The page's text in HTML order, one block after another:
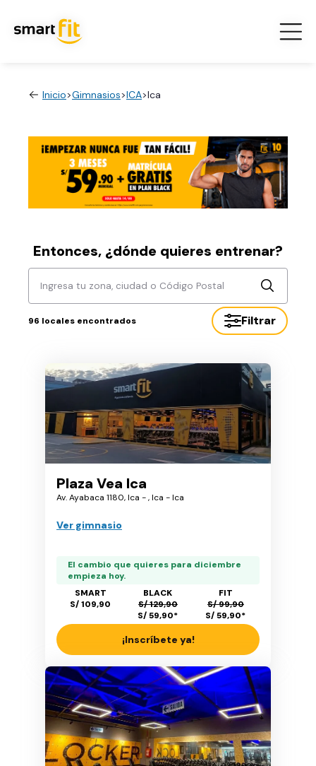
Inicio>Gimnasios>ICA>Ica
Entonces, ¿dónde quieres entrenar?
Ingresa tu zona, ciudad o Código Postal
96 locales encontrados Filtrar
Plaza Vea Ica
Av. Ayabaca 1180, Ica - , Ica - Ica
Ver gimnasio
El cambio que quieres para diciembre
empieza hoy.
SMART
S/ 109,90
BLACK
S/ 129,90
S/ 59,90*
FIT
S/ 99,90
S/ 59,90*
¡Inscríbete ya!